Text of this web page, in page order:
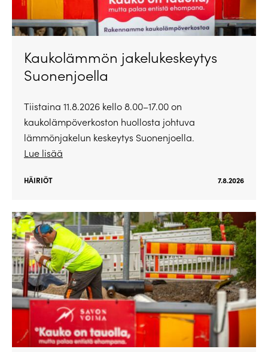
Kaukolämmön jakelukeskeytys
Suonenjoella
Tiistaina 11.8.2026 kello 8.00–17.00 on
kaukolämpöverkoston huollosta johtuva
lämmönjakelun keskeytys Suonenjoella.
Lue lisää
HÄIRIÖT 7.8.2026